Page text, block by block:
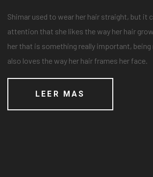
Shimar used to wear her hair straight, but it
attention that she likes the way her hair
her that is something really important, being
also loves the way her hair frames her face.
LEER MAS